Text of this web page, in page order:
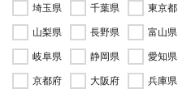
埼玉県
千葉県 東京都
山梨県
長野県 富山県
岐阜県
静岡県 愛知県
京都府
大阪府 兵庫県